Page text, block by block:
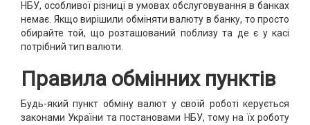
НБУ, особливої різниці в умовах обслуговування в банках
немає. Якщо вирішили обміняти валюту в банку, то просто
обирайте той, що розташований поблизу та де є у касі
потрібний тип валюти.
Правила обмінних пунктів
Будь-який пункт обміну валют у своїй роботі керується
законами України та постановами НБУ, тому на їх роботу